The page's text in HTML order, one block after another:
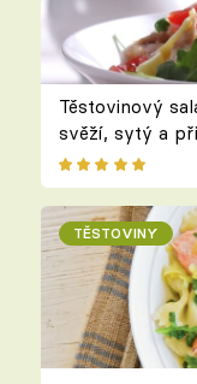
Těstovinový
svěží, sytý a
TĚSTOVINY